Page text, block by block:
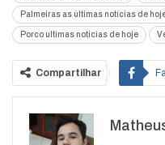
Palmeiras as últimas notícias de
Porco ultimas noticias de hoje
Compartilhar
WhatsApp